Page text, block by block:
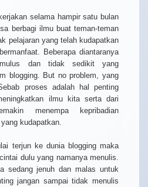
selama hampir satu bulan
berbagi ilmu buat teman-teman
pelajaran yang telah kudapatkan
Beberapa diantaranya
dan tidak sedikit yang
blogging. But no problem, yang
proses adalah hal penting
ilmu kita serta dari
menempa kepribadian
yang kudapatkan.
terjun ke dunia blogging maka
dulu yang namanya menulis.
sedang jenuh dan malas untuk
jangan sampai tidak menulis